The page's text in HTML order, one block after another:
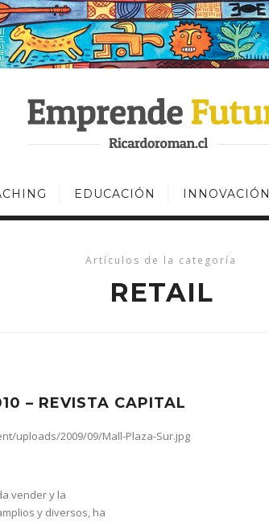
EDUCACIÓN INNOVACIÓN
Artículos de la categoría
RETAIL
– REVISTA CAPITAL
vender y la
y diversos, ha